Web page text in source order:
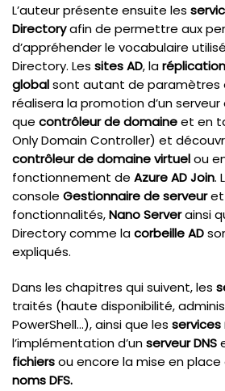
L’auteur présente ensuite les
Directoryafin de permettre aux
d’appréhender le vocabulaire
Directory. Les sites AD, laréplication
globalsont autant de paramètres
réalisera la promotion d’un
que contrôleur de domaineet en
Only Domain Controller) et
contrôleur de domaine virtuelou
fonctionnement de Azure AD Join.
console Gestionnaire de serveuret
fonctionnalités,Nano Serverainsi
Directory comme lacorbeille AD
expliqués.
Dans les chapitres qui suivent, les
traités (haute disponibilité,
PowerShell…), ainsi que les services
l’implémentation d’unserveur DNS
fichiersou encore la mise en place
noms DFS.